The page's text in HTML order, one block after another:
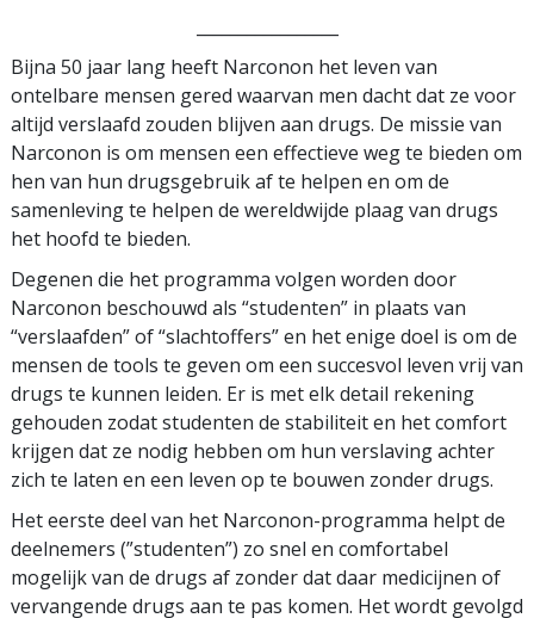
Bijna 50 jaar lang heeft Narconon het leven van
ontelbare mensen gered waarvan men dacht dat ze voor
altijd verslaafd zouden blijven aan drugs. De missie van
Narconon is om mensen een effectieve weg te bieden om
hen van hun drugsgebruik af te helpen en om de
samenleving te helpen de wereldwijde plaag van drugs
het hoofd te bieden.
Degenen die het programma volgen worden door
Narconon beschouwd als “studenten” in plaats van
“verslaafden” of “slachtoffers” en het enige doel is om de
mensen de tools te geven om een succesvol leven vrij van
drugs te kunnen leiden. Er is met elk detail rekening
gehouden zodat studenten de stabiliteit en het comfort
krijgen dat ze nodig hebben om hun verslaving achter
zich te laten en een leven op te bouwen zonder drugs.
Het eerste deel van het Narconon-programma helpt de
deelnemers (”studenten”) zo snel en comfortabel
mogelijk van de drugs af zonder dat daar medicijnen of
vervangende drugs aan te pas komen. Het wordt gevolgd